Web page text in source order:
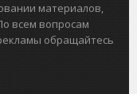
материалов,
всем вопросам
обращайтесь